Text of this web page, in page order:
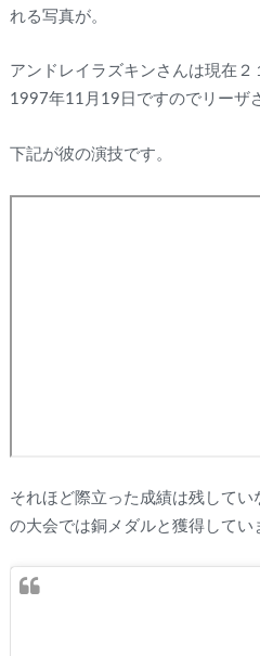
れる写真が。
アンドレイラズキンさんは現在２
1997年11月19日ですのでリーザ
下記が彼の演技です。
それほど際立った成績は残してい
の大会では銅メダルと獲得してい